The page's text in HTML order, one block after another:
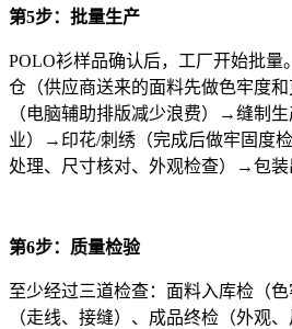
第5步：批量生产
POLO衫样品确认后，工厂开始批量
仓（供应商送来的面料先做色牢度
（电脑辅助排版减少浪费）→缝制
业）→印花/刺绣（完成后做牢固度
处理、尺寸核对、外观检查）→包装
第6步：质量检验
至少经过三道检查：面料入库检（
（走线、接缝）、成品终检（外观